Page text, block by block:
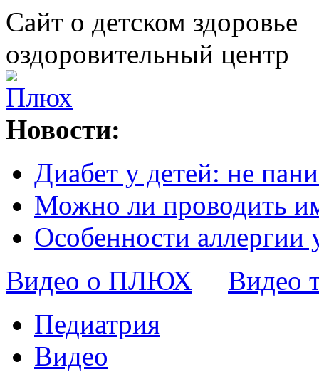
Сайт о детском здоровье
оздоровительный центр
Новости:
Диабет у детей: не
Можно ли проводить
Особенности аллергии
Видео о ПЛЮХ
Видео
Педиатрия
Видео